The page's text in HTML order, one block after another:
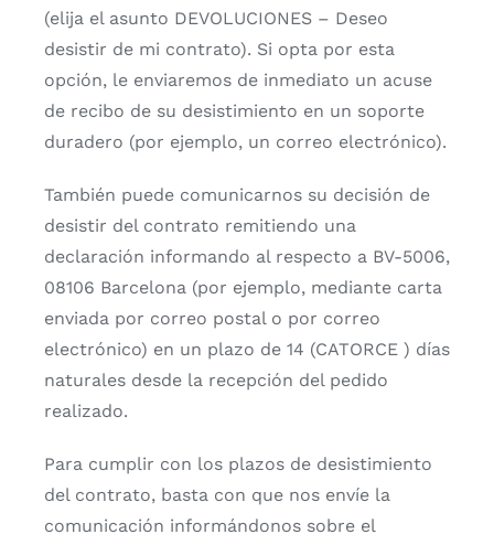
(elija el asunto DEVOLUCIONES – Deseo
desistir de mi contrato). Si opta por esta
opción, le enviaremos de inmediato un acuse
de recibo de su desistimiento en un soporte
duradero (por ejemplo, un correo electrónico).
También puede comunicarnos su decisión de
desistir del contrato remitiendo una
declaración informando al respecto a BV-5006,
08106 Barcelona (por ejemplo, mediante carta
enviada por correo postal o por correo
electrónico) en un plazo de 14 (CATORCE ) días
naturales desde la recepción del pedido
realizado.
Para cumplir con los plazos de desistimiento
del contrato, basta con que nos envíe la
comunicación informándonos sobre el